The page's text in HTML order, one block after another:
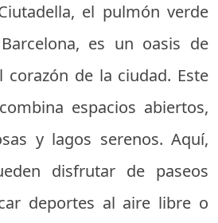
el pulmón verde
es un oasis de
de la ciudad. Este
espacios abiertos,
y lagos serenos. Aquí,
disfrutar de paseos
deportes al aire libre o